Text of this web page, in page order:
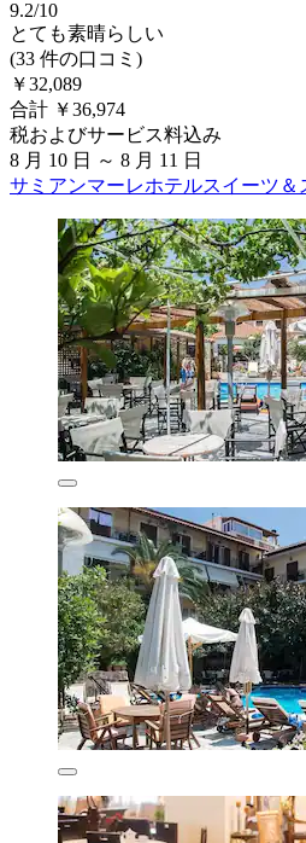
9.2/10
とても素晴らしい
(33 件の口コミ)
￥32,089
合計 ￥36,974
税およびサービス料込み
8 月 10 日 ～ 8 月 11 日
サミアンマーレホテルスイーツ＆